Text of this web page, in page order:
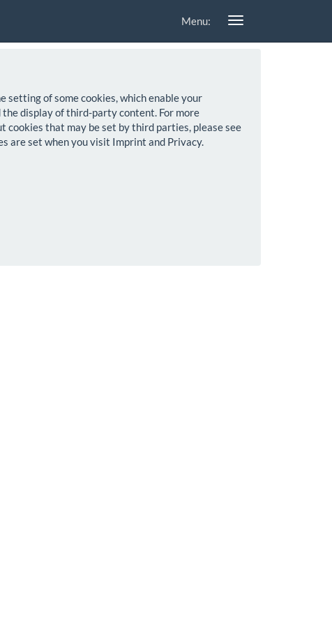
Menu:
setting of some cookies, which enable your
the display of third-party content. For more
cookies that may be set by third parties, please see
are set when you visit Imprint and Privacy.